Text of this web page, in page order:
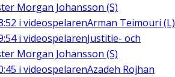
Morgan Johansson (S)
i videospelarenArman Teimouri (L)
i videospelarenJustitie- och
Morgan Johansson (S)
i videospelarenAzadeh Rojhan